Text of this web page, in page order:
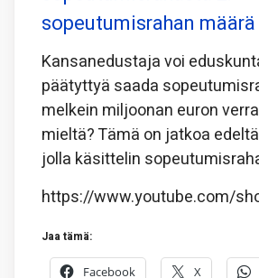
sopeutumisrahan määrä
Kansanedustaja voi
päätyttyä saada
melkein miljoonan euron
mieltä? Tämä on jatkoa
jolla käsittelin
https://www.youtube.com/
Jaa tämä:
Facebook X